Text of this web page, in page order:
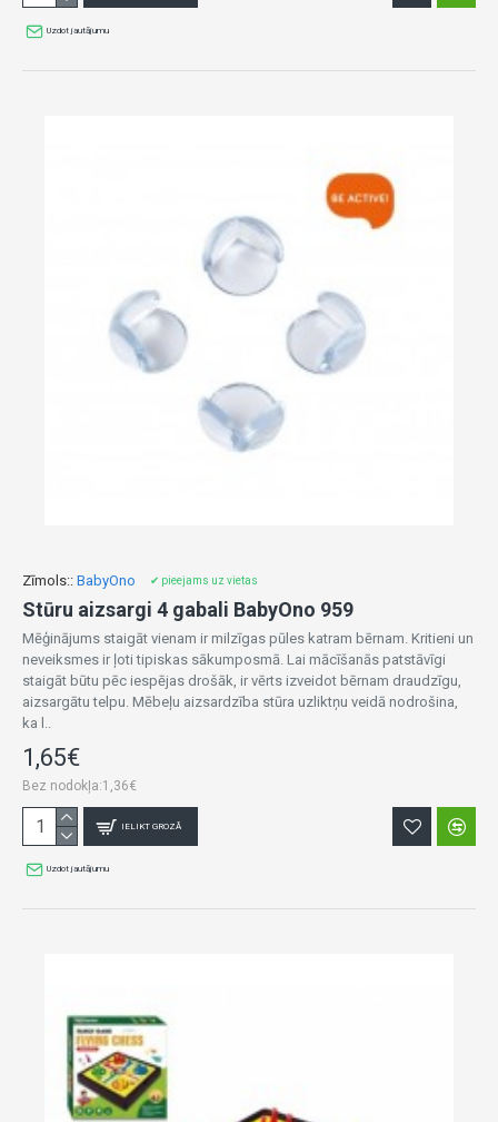
Uzdot jautājumu
Zīmols:: BabyOno ✔ pieejams uz vietas
Stūru aizsargi 4 gabali BabyOno 959
Mēģinājums staigāt vienam ir milzīgas pūles katram bērnam. Kritieni un
neveiksmes ir ļoti tipiskas sākumposmā. Lai mācīšanās patstāvīgi
staigāt būtu pēc iespējas drošāk, ir vērts izveidot bērnam draudzīgu,
aizsargātu telpu. Mēbeļu aizsardzība stūra uzliktņu veidā nodrošina,
ka l..
1,65€
Bez nodokļa:1,36€
IELIKT GROZĀ
Uzdot jautājumu